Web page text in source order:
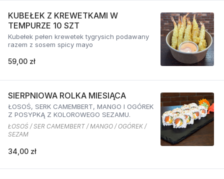
KUBEŁEK Z KREWETKAMI W
TEMPURZE 10 SZT
Kubełek pełen krewetek tygrysich podawany
razem z sosem spicy mayo
59,00 zł
SIERPNIOWA ROLKA MIESIĄCA
ŁOSOŚ, SERK CAMEMBERT, MANGO I OGÓREK
Z POSYPKĄ Z KOLOROWEGO SEZAMU.
ŁOSOŚ / SER CAMEMBERT / MANGO / OGÓREK /
SEZAM
34,00 zł